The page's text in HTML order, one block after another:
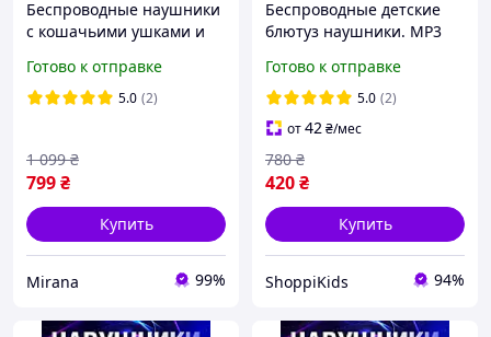
Беспроводные наушники
с кошачьими ушками и
наушники детские
Готово к отправке
5.0 (2)
799₴
1 099 ₴
Купить
Mirana 99%
Беспроводные детские
блютуз наушники. MP3
ушками Bluetooth/Карта
пямяти/AUX/Радио
Готово к отправке
5.0 (2)
от42₴/мес
420₴
780 ₴
Купить
ShoppiKids 94%